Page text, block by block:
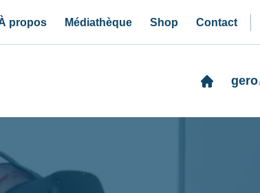
propos Médiathèque Shop Contact
gero